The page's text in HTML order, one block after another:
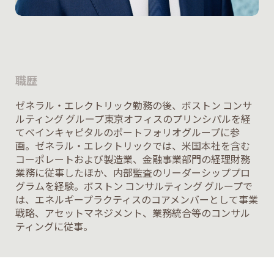
職歴
ゼネラル・エレクトリック勤務の後、ボストン コンサ
ルティング グループ東京オフィスのプリンシパルを経
てベインキャピタルのポートフォリオグループに参
画。ゼネラル・エレクトリックでは、米国本社を含む
コーポレートおよび製造業、金融事業部門の経理財務
業務に従事したほか、内部監査のリーダーシッププロ
グラムを経験。ボストン コンサルティング グループで
は、エネルギープラクティスのコアメンバーとして事業
戦略、アセットマネジメント、業務統合等のコンサル
ティングに従事。